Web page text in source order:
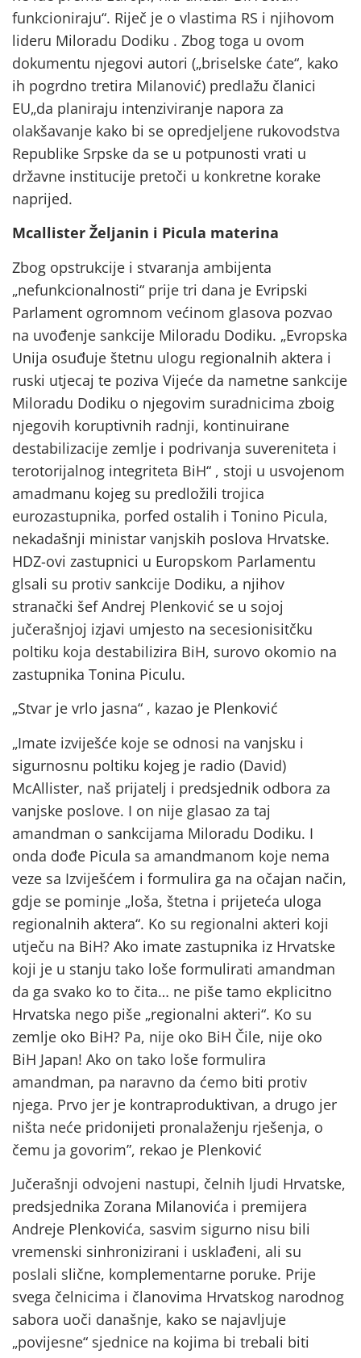
funkcioniraju“. Riječ je o vlastima RS i njihovom
lideru Miloradu Dodiku . Zbog toga u ovom
dokumentu njegovi autori („briselske ćate“, kako
ih pogrdno tretira Milanović) predlažu članici
EU„da planiraju intenziviranje napora za
olakšavanje kako bi se opredjeljene rukovodstva
Republike Srpske da se u potpunosti vrati u
državne institucije pretoči u konkretne korake
naprijed.
Mcallister Željanin i Picula materina
Zbog opstrukcije i stvaranja ambijenta
„nefunkcionalnosti“ prije tri dana je Evripski
Parlament ogromnom većinom glasova pozvao
na uvođenje sankcije Miloradu Dodiku. „Evropska
Unija osuđuje štetnu ulogu regionalnih aktera i
ruski utjecaj te poziva Vijeće da nametne sankcije
Miloradu Dodiku o njegovim suradnicima zboig
njegovih koruptivnih radnji, kontinuirane
destabilizacije zemlje i podrivanja suvereniteta i
terotorijalnog integriteta BiH“ , stoji u usvojenom
amadmanu kojeg su predložili trojica
eurozastupnika, porfed ostalih i Tonino Picula,
nekadašnji ministar vanjskih poslova Hrvatske.
HDZ-ovi zastupnici u Europskom Parlamentu
glsali su protiv sankcije Dodiku, a njihov
stranački šef Andrej Plenković se u sojoj
jučerašnjoj izjavi umjesto na secesionisitčku
poltiku koja destabilizira BiH, surovo okomio na
zastupnika Tonina Piculu.
„Stvar je vrlo jasna“ , kazao je Plenković
„Imate izviješće koje se odnosi na vanjsku i
sigurnosnu poltiku kojeg je radio (David)
McAllister, naš prijatelj i predsjednik odbora za
vanjske poslove. I on nije glasao za taj
amandman o sankcijama Miloradu Dodiku. I
onda dođe Picula sa amandmanom koje nema
veze sa Izviješćem i formulira ga na očajan način,
gdje se pominje „loša, štetna i prijeteća uloga
regionalnih aktera“. Ko su regionalni akteri koji
utječu na BiH? Ako imate zastupnika iz Hrvatske
koji je u stanju tako loše formulirati amandman
da ga svako ko to čita… ne piše tamo ekplicitno
Hrvatska nego piše „regionalni akteri“. Ko su
zemlje oko BiH? Pa, nije oko BiH Čile, nije oko
BiH Japan! Ako on tako loše formulira
amandman, pa naravno da ćemo biti protiv
njega. Prvo jer je kontraproduktivan, a drugo jer
ništa neće pridonijeti pronalaženju rješenja, o
čemu ja govorim”, rekao je Plenković
Jučerašnji odvojeni nastupi, čelnih ljudi Hrvatske,
predsjednika Zorana Milanovića i premijera
Andreje Plenkovića, sasvim sigurno nisu bili
vremenski sinhronizirani i usklađeni, ali su
poslali slične, komplementarne poruke. Prije
svega čelnicima i članovima Hrvatskog narodnog
sabora uoči današnje, kako se najavljuje
„povijesne“ sjednice na kojima bi trebali biti